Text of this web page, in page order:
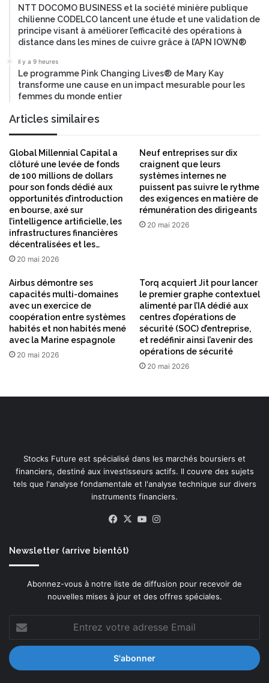
NTT DOCOMO BUSINESS et la société minière publique
chilienne CODELCO lancent une étude et une validation de
principe visant à améliorer l’efficacité des opérations à
distance dans les mines de cuivre grâce à l’APN IOWN®
il y a 9 heures
Le programme Pink Changing Lives® de Mary Kay
transforme une cause en un impact mesurable pour les
femmes du monde entier
Articles similaires
Global Millennial Capital a
clôturé une levée de fonds
de 100 millions de dollars
pour son fonds dédié aux
opportunités d’introduction
en bourse, axé sur
l’intelligence artificielle, les
infrastructures financières
décentralisées et les…
20 mai 2026
Neuf entreprises sur dix
craignent que leurs
systèmes internes ne
puissent pas suivre le rythme
des exigences en matière de
rémunération des dirigeants
20 mai 2026
Airbus démontre ses
capacités multi-domaines
avec un exercice de
coopération entre systèmes
habités et non habités mené
avec la Marine espagnole
20 mai 2026
Torq acquiert Jit pour lancer
le premier graphe contextuel
alimenté par l’IA dédié aux
centres d’opérations de
sécurité (SOC) d’entreprise,
et redéfinir ainsi l’avenir des
opérations de sécurité
20 mai 2026
Stocks Future est spécialisé dans les marchés boursiers et
financiers, destiné aux investisseurs actifs. Il couvre des sujets
tels que l'analyse fondamentale et l'analyse technique sur divers
instruments financiers.
Facebook
X YouTube
Newsletter (arrive bientôt)
Abonnez-vous à notre liste de diffusion pour recevoir de
nouvelles mises à jour et des offres spéciales.
votre
adresse
Email